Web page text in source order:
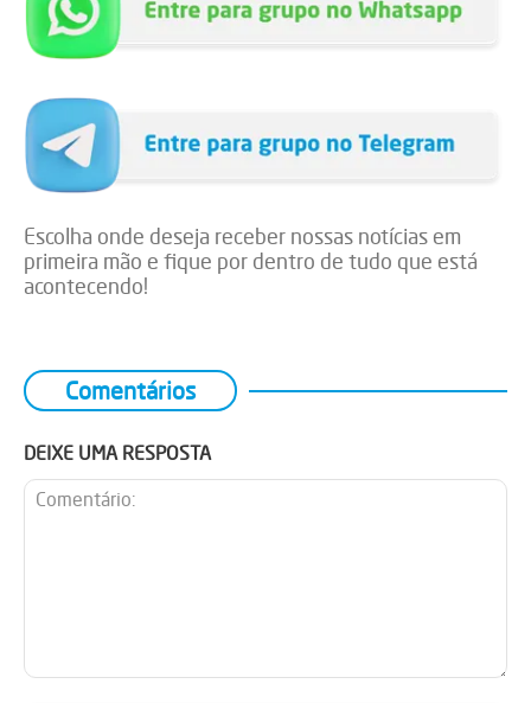
Escolha onde deseja receber nossas notícias em
primeira mão e fique por dentro de tudo que está
acontecendo!
Comentários
DEIXE UMA RESPOSTA